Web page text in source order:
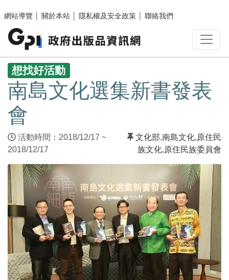
網站導覽
關於本站 隱私權及安全政策 聯絡我們
:::
想找好活動
南島文化選集新書發表
會
活動時間：2018/12/17 ~
2018/12/17
文化部,南島文化,原住民
族文化,原住民族委員會